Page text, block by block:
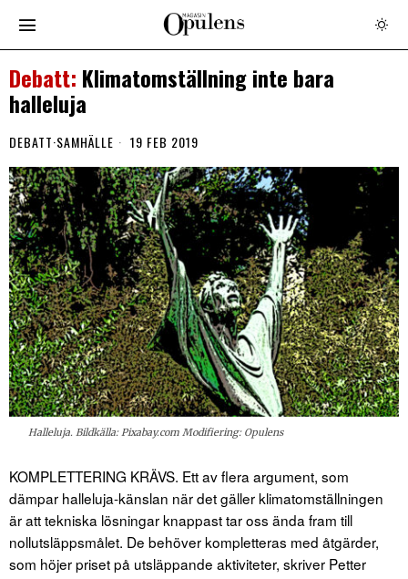
Klimatomställning inte bara
halleluja
DEBATT·SAMHÄLLE 19 FEB 2019
Halleluja. Bildkälla: Pixabay.com Modifiering: Opulens
KOMPLETTERING KRÄVS. Ett av flera argument, som
dämpar halleluja-känslan när det gäller klimatomställningen
är att tekniska lösningar knappast tar oss ända fram till
nollutsläppsmålet. De behöver kompletteras med åtgärder,
som höjer priset på utsläppande aktiviteter, skriver Petter